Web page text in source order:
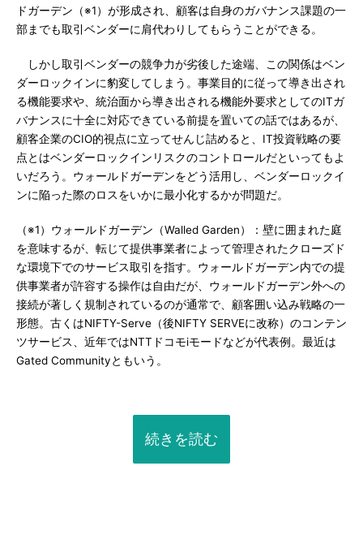
ドガーデン（※1）が形成され、顧客は自身のガバナンス課題の一
部までも取引ベンダーに肩代わりしてもらうことができる。
しかし取引ベンダーの競争力が劣後した途端、この関係はベン
ダーロックインに豹変してしまう。事業目的に従って導き出され
る機能要求や、統治面から導き出される機能外要求としてのITガ
バナンスに十全に対応できている前提を置いての話ではあるが、
顧客企業のCIO的視点に立ってせんじ詰めると、IT投資戦略の要
点とはベンダーロックインリスクのコントロールだといってもよ
いだろう。ウォールドガーデンをどう活用し、ベンダーロックイ
ンに陥った際のロスをいかに最小化するかが問題だ。
（※1）ウォールドガーデン（Walled Garden）：壁に囲まれた庭
を意味するが、転じて提供事業者によって管理されたクローズド
な環境下でのサービス取引を指す。ウォールドガーデン内での提
供事業者が許容する操作は自由だが、ウォールドガーデン外への
接続が著しく規制されているのが通常で、顧客囲い込み戦略の一
形態。古くはNIFTY-Serve（後NIFTY SERVEに改称）のコンテン
ツサービス、近年ではNTTドコモiモードなどが代表例。最近は
Gated Communityともいう。
続きを読む